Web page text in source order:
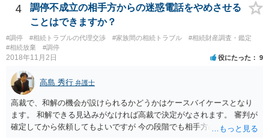
行等に照会をかけることになるでしょう。 不動産は、相続登記が済ん
でいなければ市役所ないし区役所に、お子様と義父様のつながりがわ
かる戸籍一式を揃えてもちこみ、「名寄せ」という手続きをすると、
分かると思います。遺産分割協議書の偽造等により既に相続登記され
てしまっている場合は、住所などに当たりをつけて登記名義を調べて
すが、現代では、各々が自由に価格設定をしていますので、特に相場
はお示しできません。ただし、かつて日本弁護士連合会が設けていた
報酬基準を踏まえて価格設定している弁護士は一定数いると思います
ので、それが一応の目安となるでしょう。
4
調停不成立の相手方からの迷惑電話をやめさせる
ことはできますか？
#調停 #相続トラブルの代理交渉 #家族間の相続トラブル
#相続財産調査・鑑定
#相続放棄
#調停
2018年11月2日 役にたった 9
高島 秀行 弁護士
高裁で、和解の機会が設けられるかどうかはケースバイケースとなり
ます。 和解できる見込みがなければ高裁で決定がなされます。 審判が
確定してから依頼してもよいですが 今の段階でも相手方の連絡が迷惑